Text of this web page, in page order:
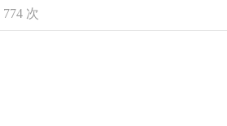
774 次